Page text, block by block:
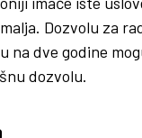
Dozvolu za
na dve godine
dozvolu.